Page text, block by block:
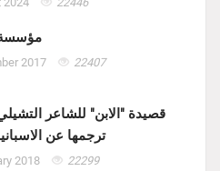
مؤسسة
2017 22407
قصيدة "الابن" للشاعر
ترجمها عن
2018 22299